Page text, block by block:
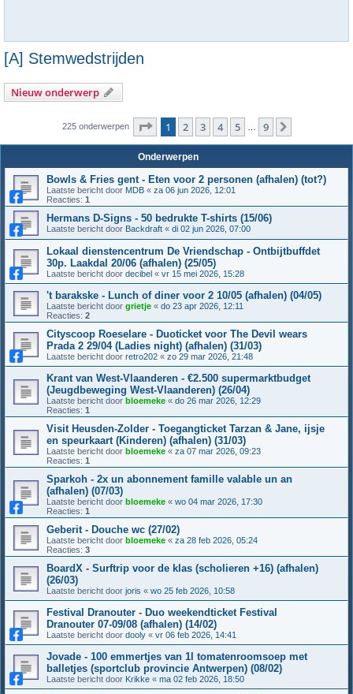
[A] Stemwedstrijden
Nieuw onderwerp
225 onderwerpen Pagina van 9
1 2 3 4 5 9
Onderwerpen
Bowls & Fries gent - Eten voor 2 personen (afhalen) (tot?)
Laatste bericht door MDB « za 06 jun 2026, 12:01
Reacties: 1
Hermans D-Signs - 50 bedrukte T-shirts (15/06)
Laatste bericht door Backdraft « di 02 jun 2026, 07:00
Lokaal dienstencentrum De Vriendschap - Ontbijtbuffdet
30p. Laakdal 20/06 (afhalen) (25/05)
Laatste bericht door decibel « vr 15 mei 2026, 15:28
't barakske - Lunch of diner voor 2 10/05 (afhalen) (04/05)
Laatste bericht door grietje « do 23 apr 2026, 12:11
Reacties: 2
Cityscoop Roeselare - Duoticket voor The Devil wears
Prada 2 29/04 (Ladies night) (afhalen) (31/03)
Laatste bericht door retro202 « zo 29 mar 2026, 21:48
Krant van West-Vlaanderen - €2.500 supermarktbudget
(Jeugdbeweging West-Vlaanderen) (26/04)
Laatste bericht door bloemeke « do 26 mar 2026, 12:29
Reacties: 1
Visit Heusden-Zolder - Toegangticket Tarzan & Jane, ijsje
en speurkaart (Kinderen) (afhalen) (31/03)
Laatste bericht door bloemeke « za 07 mar 2026, 09:23
Reacties: 1
Sparkoh - 2x un abonnement famille valable un an
(afhalen) (07/03)
Laatste bericht door bloemeke « wo 04 mar 2026, 17:30
Reacties: 1
Geberit - Douche wc (27/02)
Laatste bericht door bloemeke « za 28 feb 2026, 05:24
Reacties: 3
BoardX - Surftrip voor de klas (scholieren +16) (afhalen)
(26/03)
Laatste bericht door joris « wo 25 feb 2026, 10:58
Festival Dranouter - Duo weekendticket Festival
Dranouter 07-09/08 (afhalen) (14/02)
Laatste bericht door dooly « vr 06 feb 2026, 14:41
Jovade - 100 emmertjes van 1l tomatenroomsoep met
balletjes (sportclub provincie Antwerpen) (08/02)
Laatste bericht door Krikke « ma 02 feb 2026, 18:50